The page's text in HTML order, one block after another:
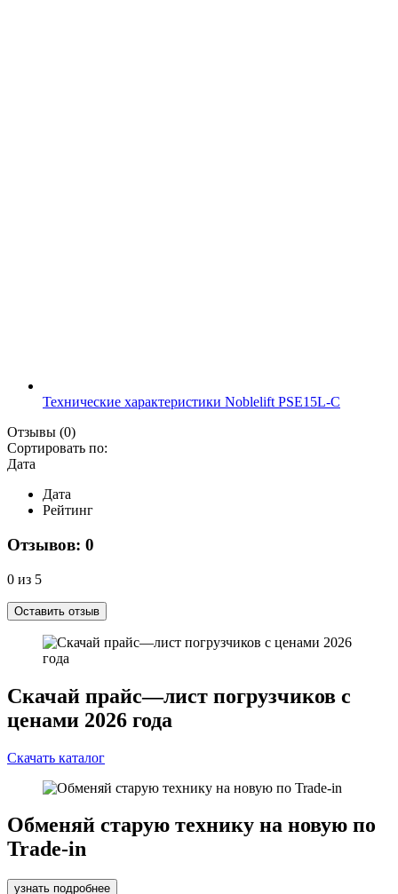
Технические характеристики Noblelift PSE15L-C
Отзывы (0)
Сортировать по:
Дата
Дата
Рейтинг
Отзывов: 0
0 из 5
Оставить отзыв
Скачай прайс—лист погрузчиков с
ценами 2026 года
Скачать каталог
Обменяй старую технику на новую по
Trade-in
узнать подробнее